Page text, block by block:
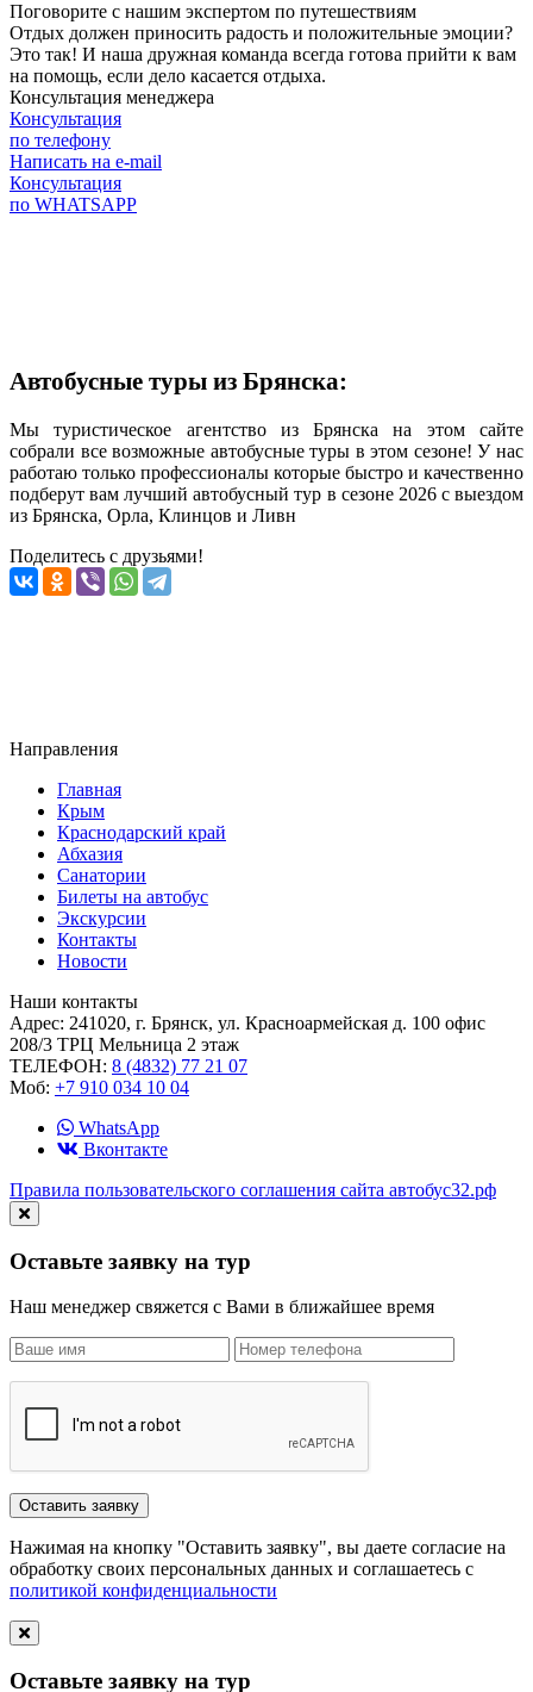
Поговорите с нашим экспертом по путешествиям
Отдых должен приносить радость и положительные эмоции?
Это так! И наша дружная команда всегда готова прийти к вам
на помощь, если дело касается отдыха.
Консультация менеджера
Консультация
по телефону
Написать на e-mail
Консультация
по WHATSAPP
Автобусные туры из Брянска:
Мы туристическое агентство из Брянска на этом сайте
собрали все возможные автобусные туры в этом сезоне! У нас
работаю только профессионалы которые быстро и качественно
подберут вам лучший автобусный тур в сезоне 2026 с выездом
из Брянска, Орла, Клинцов и Ливн
Поделитесь с друзьями!
Направления
Главная
Крым
Краснодарский край
Абхазия
Санатории
Билеты на автобус
Экскурсии
Контакты
Новости
Наши контакты
Адрес: 241020, г. Брянск, ул. Красноармейская д. 100 офис
208/3 ТРЦ Мельница 2 этаж
ТЕЛЕФОН: 8 (4832) 77 21 07
Моб: +7 910 034 10 04
WhatsApp
Вконтакте
Правила пользовательского соглашения сайта автобус32.рф
Оставьте заявку на тур
Наш менеджер свяжется с Вами в ближайшее время
Нажимая на кнопку "Оставить заявку", вы даете согласие на
обработку своих персональных данных и соглашаетесь с
политикой конфиденциальности
Оставьте заявку на тур